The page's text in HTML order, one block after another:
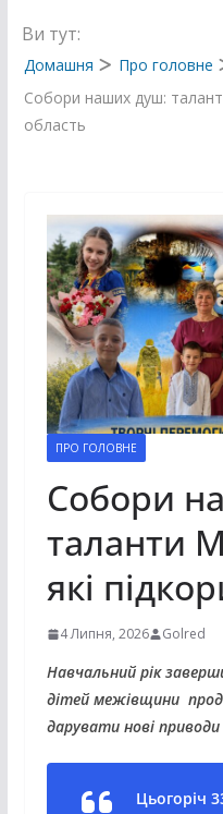
Ви тут:
Домашня
Про головне
Собори наших душ:
область
ПРО ГОЛОВНЕ
Собори
таланти
які
4 Липня, 2026 Golred
Навчальний рік
дітей межівщини
дарувати нові
Цьогоріч